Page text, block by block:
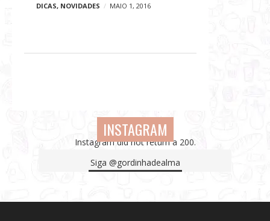
DICAS, NOVIDADES MAIO 1, 2016
INSTAGRAM
Instagram did not return a 200.
Siga @gordinhadealma